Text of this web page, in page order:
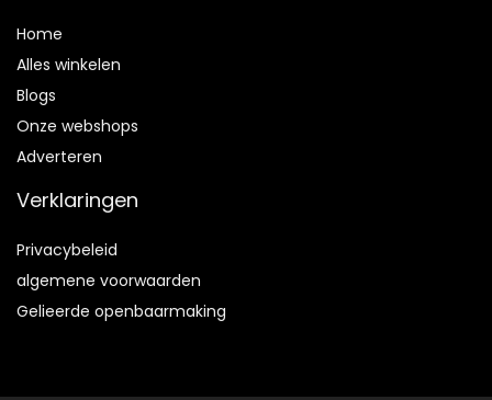
Home
Alles winkelen
Blogs
Onze webshops
Adverteren
Verklaringen
Privacybeleid
algemene voorwaarden
Gelieerde openbaarmaking